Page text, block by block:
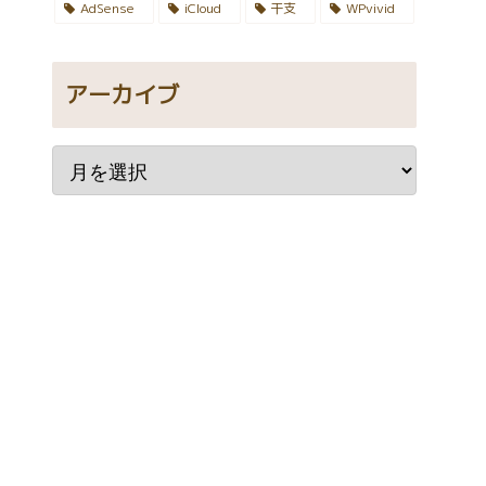
AdSense iCloud 干支 WPvivid
アーカイブ